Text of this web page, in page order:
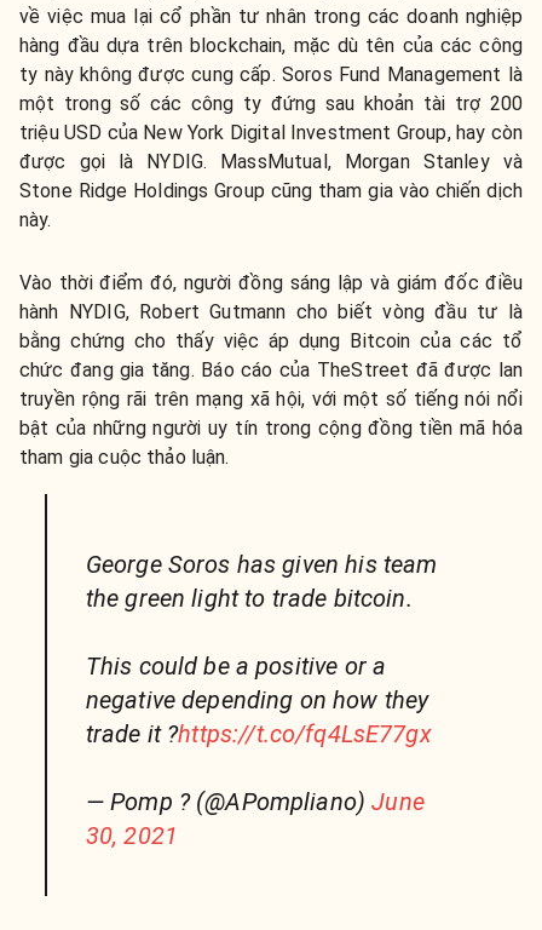
về việc mua lại cổ phần tư nhân trong các doanh nghiệp
hàng đầu dựa trên blockchain, mặc dù tên của các công
ty này không được cung cấp. Soros Fund Management là
một trong số các công ty đứng sau khoản tài trợ 200
triệu USD của New York Digital Investment Group, hay còn
được gọi là NYDIG. MassMutual, Morgan Stanley và
Stone Ridge Holdings Group cũng tham gia vào chiến dịch
này.
Vào thời điểm đó, người đồng sáng lập và giám đốc điều
hành NYDIG, Robert Gutmann cho biết vòng đầu tư là
bằng chứng cho thấy việc áp dụng Bitcoin của các tổ
chức đang gia tăng. Báo cáo của TheStreet đã được lan
truyền rộng rãi trên mạng xã hội, với một số tiếng nói nổi
bật của những người uy tín trong cộng đồng tiền mã hóa
tham gia cuộc thảo luận.
George Soros has given his team
the green light to trade bitcoin.
This could be a positive or a
negative depending on how they
trade it ?https://t.co/fq4LsE77gx
— Pomp ? (@APompliano)June
30, 2021